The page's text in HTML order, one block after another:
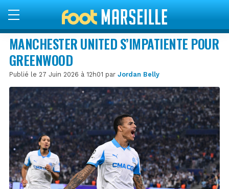
MANCHESTER UNITED S’IMPATIENTE POUR
GREENWOOD
Publié le 27 Juin 2026 à 12h01 par Jordan Belly